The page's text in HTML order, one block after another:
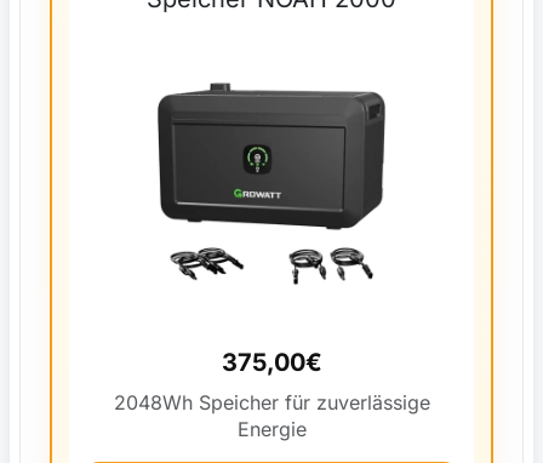
375,00€
2048Wh Speicher für zuverlässige
Energie